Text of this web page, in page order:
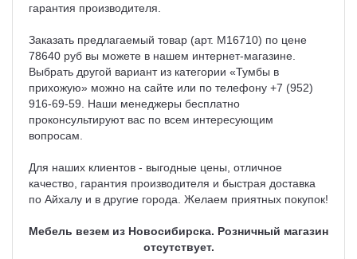
гарантия производителя.
Заказать предлагаемый товар (арт. M16710) по цене
78640 руб вы можете в нашем интернет-магазине.
Выбрать другой вариант из категории «Тумбы в
прихожую» можно на сайте или по телефону +7 (952)
916-69-59. Наши менеджеры бесплатно
проконсультируют вас по всем интересующим
вопросам.
Для наших клиентов - выгодные цены, отличное
качество, гарантия производителя и быстрая доставка
по Айхалу и в другие города. Желаем приятных покупок!
Мебель везем из Новосибирска. Розничный магазин
отсутствует.